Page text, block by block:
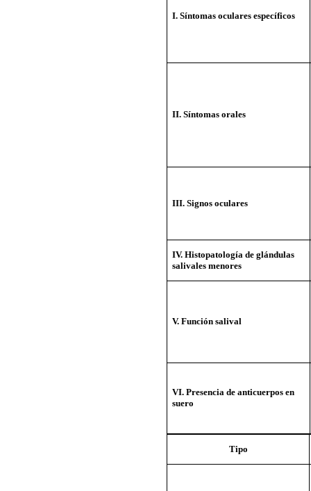
I. Síntomas oculares específicos
II. Síntomas orales
III. Signos oculares
IV. Histopatología de glándulas
salivales menores
V. Función salival
VI. Presencia de anticuerpos en
suero
Tipo